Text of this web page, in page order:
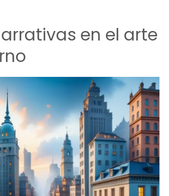
en el arte